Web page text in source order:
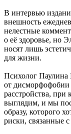
В интервью
внешность
нелестные
о её здоровье, но
носят лишь
для жизни.
Психолог Паулина
от дисморфофобии
расстройства, при
выглядим, и мы
образу, которого
риски, связанные